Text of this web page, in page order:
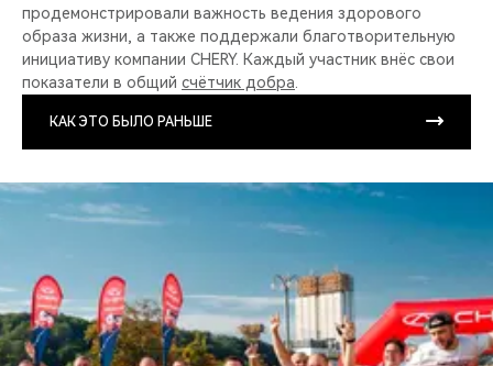
продемонстрировали важность ведения здорового
образа жизни, а также поддержали благотворительную
инициативу компании CHERY. Каждый участник внёс свои
показатели в общий счётчик добра
КАК ЭТО БЫЛО РАНЬШЕ